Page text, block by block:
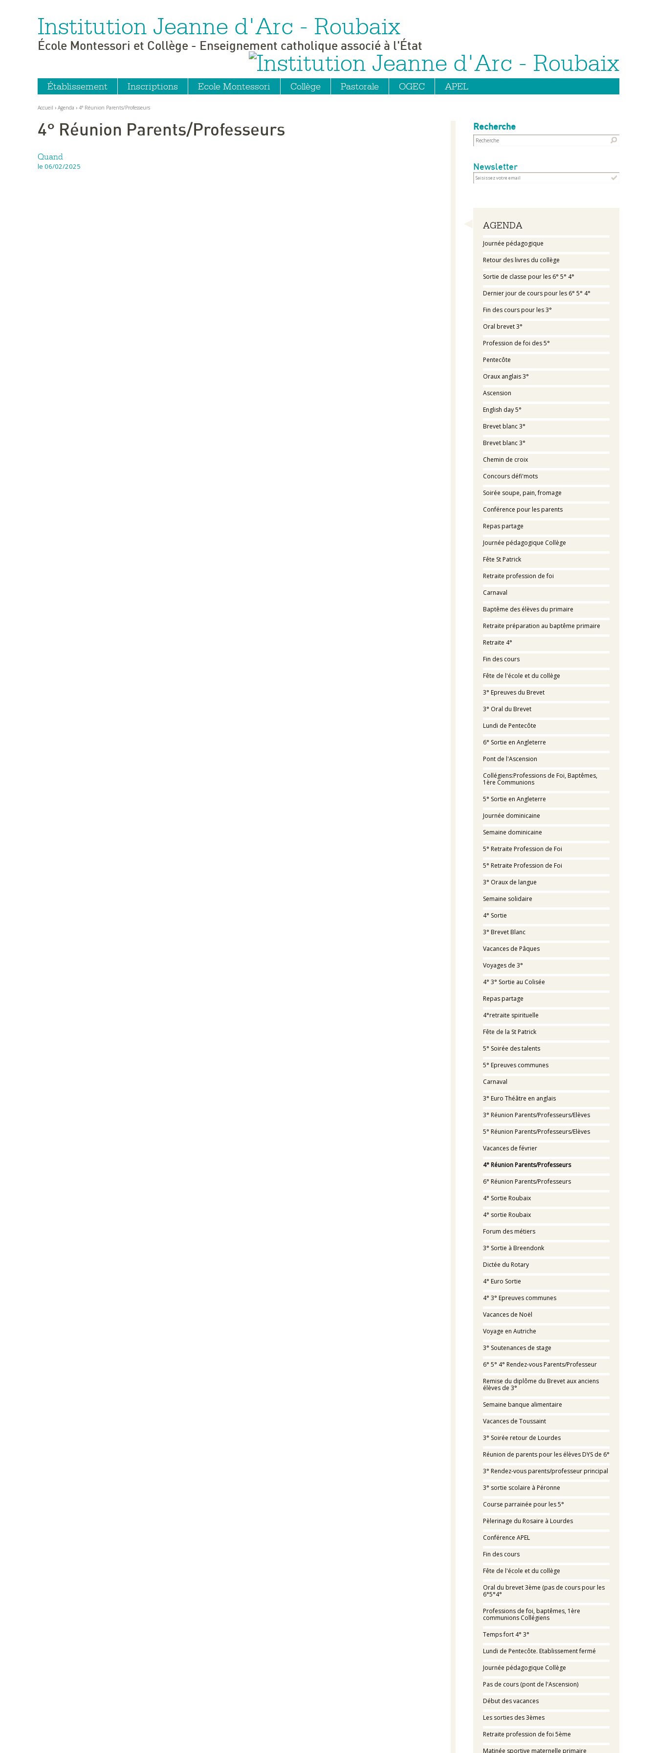
Aller
Aller
à
Outils
personnels
Institution Jeanne d'Arc - Roubaix
École Montessori et Collège - Enseignement catholique associé à l'État
Établissement Inscriptions Ecole Montessori Collège Pastorale OGEC APEL
Accueil › Agenda › 4° Réunion Parents/Professeurs
Recherche
Newsletter
Navigation
AGENDA
Journée pédagogique
Retour des livres du collège
Sortie de classe pour les 6° 5° 4°
Dernier jour de cours pour les 6° 5° 4°
Fin des cours pour les 3°
Oral brevet 3°
Profession de foi des 5°
Pentecôte
Oraux anglais 3°
Ascension
English day 5°
Brevet blanc 3°
Brevet blanc 3°
Chemin de croix
Concours défi'mots
Soirée soupe, pain, fromage
Conférence pour les parents
Repas partage
Journée pédagogique Collège
Fête St Patrick
Retraite profession de foi
Carnaval
Baptême des élèves du primaire
Retraite préparation au baptême primaire
Retraite 4°
Fin des cours
Fête de l'école et du collège
3° Epreuves du Brevet
3° Oral du Brevet
Lundi de Pentecôte
6° Sortie en Angleterre
Pont de l'Ascension
Collégiens:Professions de Foi, Baptêmes,
1ère Communions
5° Sortie en Angleterre
Journée dominicaine
Semaine dominicaine
5° Retraite Profession de Foi
5° Retraite Profession de Foi
3° Oraux de langue
Semaine solidaire
4° Sortie
3° Brevet Blanc
Vacances de Pâques
Voyages de 3°
4° 3° Sortie au Colisée
Repas partage
4°retraite spirituelle
Fête de la St Patrick
5° Soirée des talents
5° Epreuves communes
Carnaval
3° Euro Théâtre en anglais
3° Réunion Parents/Professeurs/Elèves
5° Réunion Parents/Professeurs/Elèves
Vacances de février
4° Réunion Parents/Professeurs
6° Réunion Parents/Professeurs
4° Sortie Roubaix
4° sortie Roubaix
Forum des métiers
3° Sortie à Breendonk
Dictée du Rotary
4° Euro Sortie
4° 3° Epreuves communes
Vacances de Noël
Voyage en Autriche
3° Soutenances de stage
6° 5° 4° Rendez-vous Parents/Professeur
Remise du diplôme du Brevet aux anciens
élèves de 3°
Semaine banque alimentaire
Vacances de Toussaint
3° Soirée retour de Lourdes
Réunion de parents pour les élèves DYS de 6°
3° Rendez-vous parents/professeur principal
3° sortie scolaire à Péronne
Course parrainée pour les 5°
Pèlerinage du Rosaire à Lourdes
Conférence APEL
Fin des cours
Fête de l'école et du collège
Oral du brevet 3ème (pas de cours pour les
6°5°4°
Professions de foi, baptêmes, 1ère
communions Collégiens
Temps fort 4° 3°
Lundi de Pentecôte. Etablissement fermé
Journée pédagogique Collège
Pas de cours (pont de l'Ascension)
Début des vacances
Les sorties des 3èmes
Retraite profession de foi 5ème
Matinée sportive maternelle primaire
4° Réunion Parents/Professeurs
Quand
le 06/02/2025